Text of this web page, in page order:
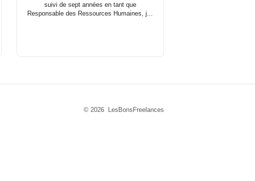
suivi de sept années en tant que
Responsable des Ressources Humaines, j...
© 2026 LesBonsFreelances